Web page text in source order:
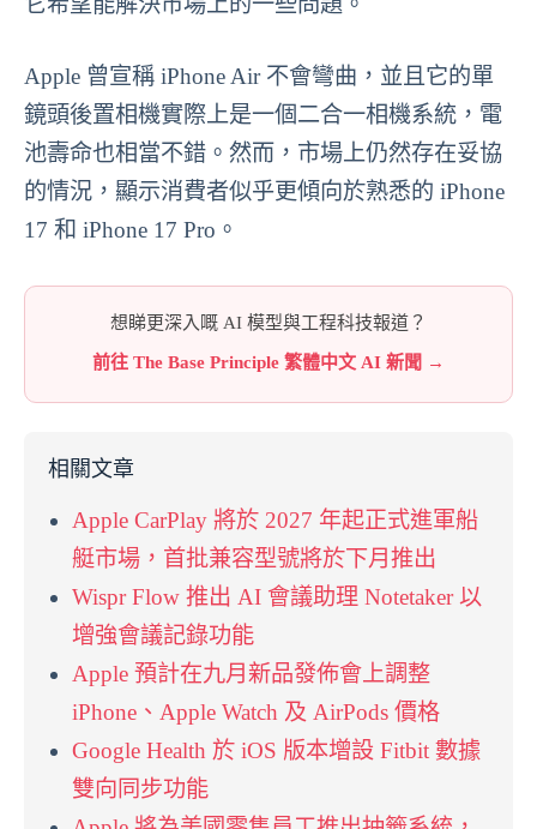
Apple 曾宣稱 iPhone Air 不會彎曲，並且它的單
鏡頭後置相機實際上是一個二合一相機系統，電
池壽命也相當不錯。然而，市場上仍然存在妥協
的情況，顯示消費者似乎更傾向於熟悉的 iPhone
17 和 iPhone 17 Pro。
想睇更深入嘅 AI 模型與工程科技報道？
前往 The Base Principle 繁體中文 AI 新聞 →
相關文章
Apple CarPlay 將於 2027 年起正式進軍船
艇市場，首批兼容型號將於下月推出
Wispr Flow 推出 AI 會議助理 Notetaker 以
增強會議記錄功能
Apple 預計在九月新品發佈會上調整
iPhone、Apple Watch 及 AirPods 價格
Google Health 於 iOS 版本增設 Fitbit 數據
雙向同步功能